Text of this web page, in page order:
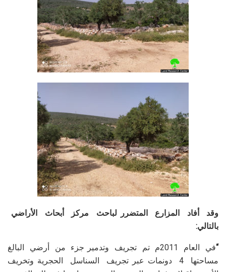
وقد أفاد المزارع المتضرر لباحث مركز أبحاث الأراضي
بالتالي:
“
في العام 2011م تم تجريف وتدمير جزء من أرضي البالغ
مساحتها 4 دونمات عبر تجريف السناسل الحجرية وتخريف